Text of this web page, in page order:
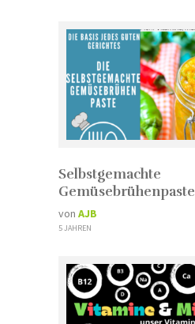
Selbstgemachte
Gemüsebrühenpaste
von AJB
5 JAHREN